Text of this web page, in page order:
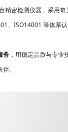
密检测仪器，采用奇
、ISO14001 等体系
务 ，用稳定品质与专业
。